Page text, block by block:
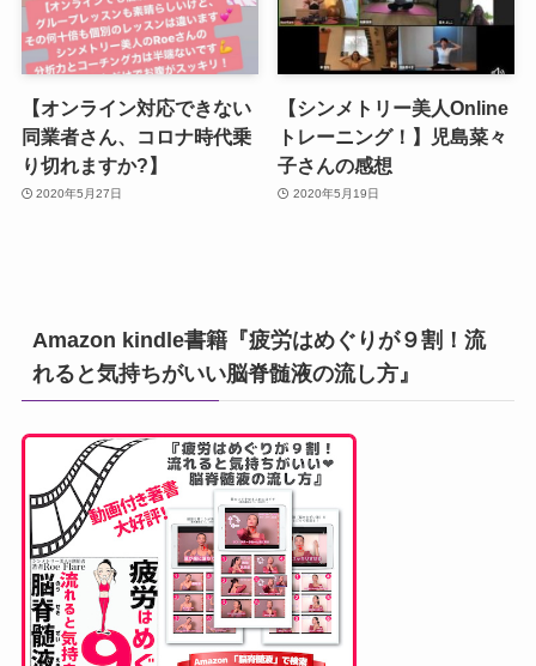
【オンライン対応できない
同業者さん、コロナ時代乗
り切れますか?】
2020年5月27日
【シンメトリー美人Online
トレーニング！】児島菜々
子さんの感想
2020年5月19日
Amazon kindle書籍『疲労はめぐりが９割！流
れると気持ちがいい脳脊髄液の流し方』